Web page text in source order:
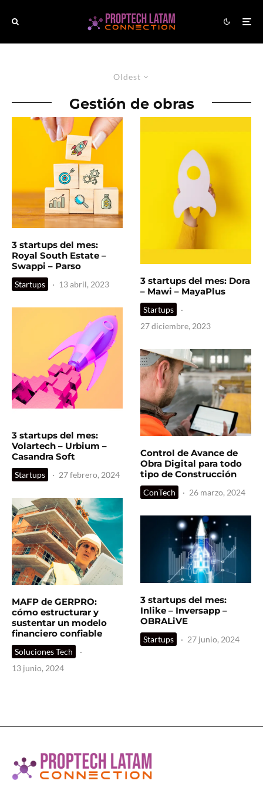
Oldest
Gestión de obras
3 startups del mes:
Royal South Estate –
Swappi – Parso
Startups · 13 abril, 2023
3 startups del mes:
Volartech – Urbium –
Casandra Soft
Startups · 27 febrero, 2024
MAFP de GERPRO:
cómo estructurar y
sustentar un modelo
financiero confiable
Soluciones Tech
·
13 junio, 2024
3 startups del mes: Dora
– Mawi – MayaPlus
Startups
·
27 diciembre, 2023
Control de Avance de
Obra Digital para todo
tipo de Construcción
ConTech · 26 marzo, 2024
3 startups del mes:
Inlike – Inversapp –
OBRALiVE
Startups · 27 junio, 2024